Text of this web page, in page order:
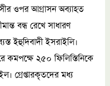
ওপর আগ্রাসন অব্যাহত
বন্ধ রেখে সাধারণ
ইহুদিবাদী ইসরাইলি।
কমপক্ষে ২৫০ ফিলিস্তিনিকে
গ্রেপ্তারকৃতদের মধ্য